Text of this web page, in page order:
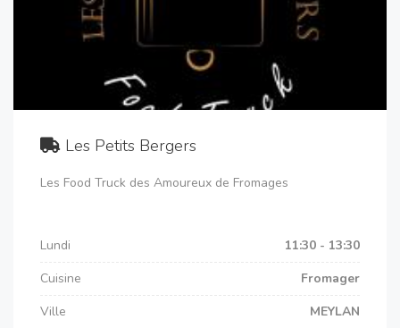
Les Petits Bergers
Les Food Truck des Amoureux de Fromages
Lundi
11:30 - 13:30
Cuisine
Fromager
Ville
MEYLAN